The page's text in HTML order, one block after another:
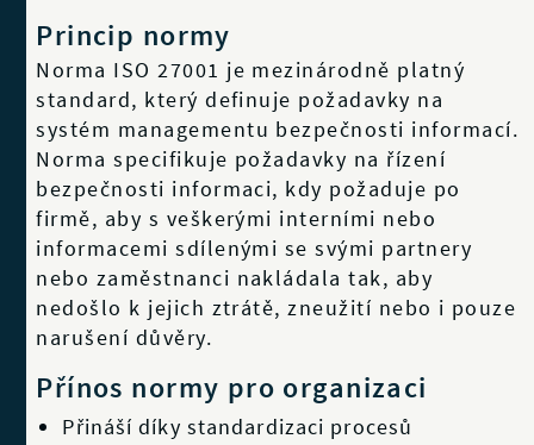
Princip normy
Norma ISO 27001 je mezinárodně platný
standard, který definuje požadavky na
systém managementu bezpečnosti informací.
Norma specifikuje požadavky na řízení
bezpečnosti informaci, kdy požaduje po
firmě, aby s veškerými interními nebo
informacemi sdílenými se svými partnery
nebo zaměstnanci nakládala tak, aby
nedošlo k jejich ztrátě, zneužití nebo i pouze
narušení důvěry.
Přínos normy pro organizaci
Přináší díky standardizaci procesů